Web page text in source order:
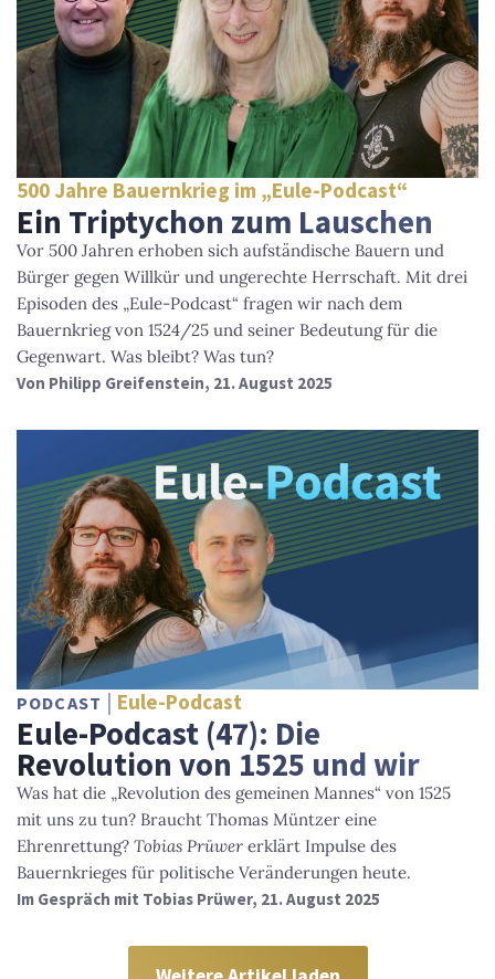
500 Jahre Bauernkrieg im „Eule-Podcast“
Ein Triptychon zum Lauschen
Vor 500 Jahren erhoben sich aufständische Bauern und
Bürger gegen Willkür und ungerechte Herrschaft. Mit drei
Episoden des „Eule-Podcast“ fragen wir nach dem
Bauernkrieg von 1524/25 und seiner Bedeutung für die
Gegenwart. Was bleibt? Was tun?
Von Philipp Greifenstein, 21. August 2025
PODCAST Eule-Podcast
Eule-Podcast (47): Die
Revolution von 1525 und wir
Was hat die „Revolution des gemeinen Mannes“ von 1525
mit uns zu tun? Braucht Thomas Müntzer eine
Ehrenrettung? Tobias Prüwer erklärt Impulse des
Bauernkrieges für politische Veränderungen heute.
Im Gespräch mit Tobias Prüwer, 21. August 2025